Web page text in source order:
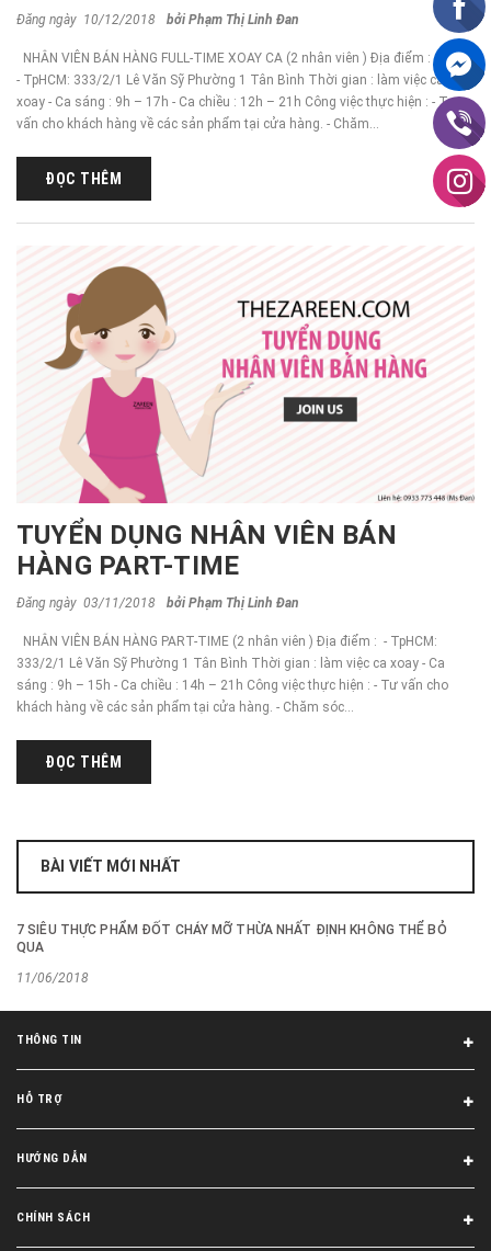
Đăng ngày 10/12/2018 bởi Phạm Thị Linh Đan
NHÂN VIÊN BÁN HÀNG FULL-TIME XOAY CA (2 nhân viên ) Địa điểm :
- TpHCM: 333/2/1 Lê Văn Sỹ Phường 1 Tân Bình Thời gian : làm việc ca
xoay - Ca sáng : 9h – 17h - Ca chiều : 12h – 21h Công việc thực hiện : - Tư
vấn cho khách hàng về các sản phẩm tại cửa hàng. - Chăm...
ĐỌC THÊM
TUYỂN DỤNG NHÂN VIÊN BÁN
HÀNG PART-TIME
Đăng ngày 03/11/2018 bởi Phạm Thị Linh Đan
NHÂN VIÊN BÁN HÀNG PART-TIME (2 nhân viên ) Địa điểm : - TpHCM:
333/2/1 Lê Văn Sỹ Phường 1 Tân Bình Thời gian : làm việc ca xoay - Ca
sáng : 9h – 15h - Ca chiều : 14h – 21h Công việc thực hiện : - Tư vấn cho
khách hàng về các sản phẩm tại cửa hàng. - Chăm sóc...
ĐỌC THÊM
BÀI VIẾT MỚI NHẤT
7 SIÊU THỰC PHẨM ĐỐT CHÁY MỠ THỪA NHẤT ĐỊNH KHÔNG THỂ BỎ
QUA
11/06/2018
THÔNG TIN
HỖ TRỢ
HƯỚNG DẪN
CHÍNH SÁCH